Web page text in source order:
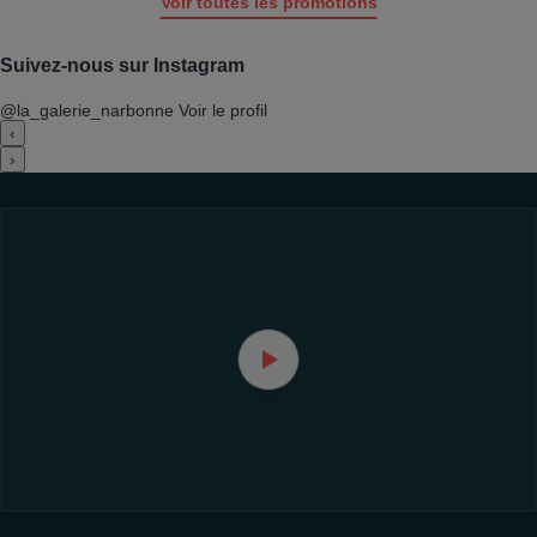
Suivez-nous sur Instagram
@la_galerie_narbonne Voir le profil
‹
›